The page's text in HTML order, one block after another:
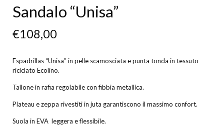
Sandalo “Unisa”
€108,00
Espadrillas “Unisa” in pelle scamosciata e punta tonda in tessuto
riciclato Ecolino.
Tallone in rafia regolabile con fibbia metallica.
Plateau e zeppa rivestiti in juta garantiscono il massimo confort.
Suola in EVA leggera e flessibile.